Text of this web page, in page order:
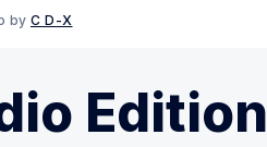
by C D-X
Edition